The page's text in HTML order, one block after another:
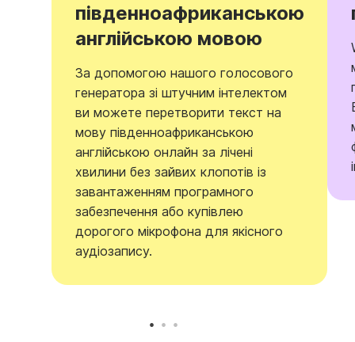
південноафриканською
англійською мовою
За допомогою нашого голосового
генератора зі штучним інтелектом
ви можете перетворити текст на
мову південноафриканською
англійською онлайн за лічені
хвилини без зайвих клопотів із
завантаженням програмного
забезпечення або купівлею
дорогого мікрофона для якісного
аудіозапису.